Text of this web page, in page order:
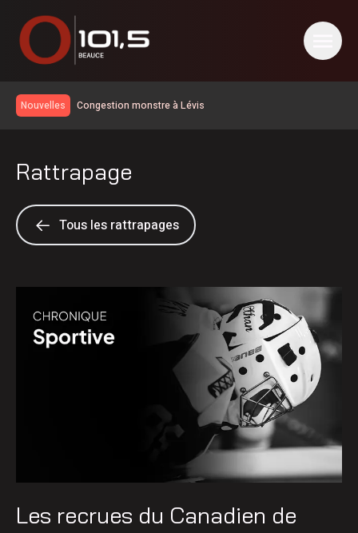
Nouvelles
Congestion monstre à Lévis
Un homme de Lévis s’en prend aux policiers, à la DPJ et à
du personnel judiciaire
Nuit occupée pour les pompiers de Sainte-Marie
Réservoir d’eau de Frampton | La réparation temporaire
Les Éleveurs de porcs de la Beauce soulignent leur 60e
Achalandage record à Nashville en Beauce
Rattrapage
Tous les rattrapages
Les recrues du Canadien de